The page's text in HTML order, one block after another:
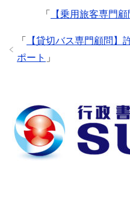
「 【乗用旅客専門
「
【貸切バス専門顧問】
ポート 」